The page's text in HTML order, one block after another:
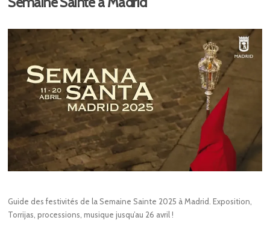
Guide des festivités de la Semaine Sainte 2025 à Madrid. Exposition,
Torrijas, processions, musique jusqu’au 26 avril !